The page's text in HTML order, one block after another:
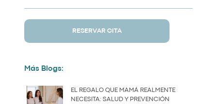
RESERVAR CITA
Más Blogs:
EL REGALO QUE MAMÁ REALMENTE
NECESITA: SALUD Y PREVENCIÓN